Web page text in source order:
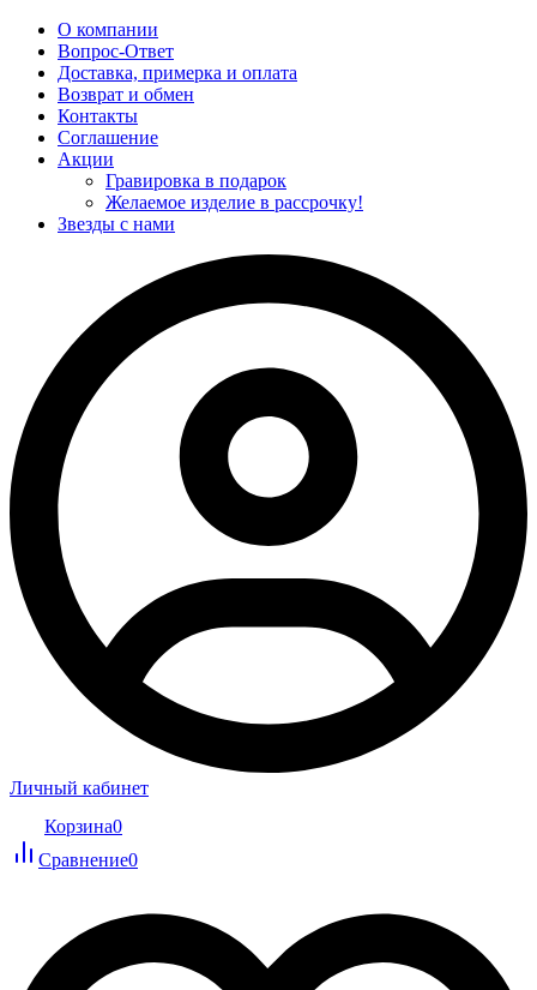
О компании
Вопрос-Ответ
Доставка, примерка и оплата
Возврат и обмен
Контакты
Соглашение
Акции
Гравировка в подарок
Желаемое изделие в рассрочку!
Звезды с нами
Личный кабинет
Корзина0
Сравнение0